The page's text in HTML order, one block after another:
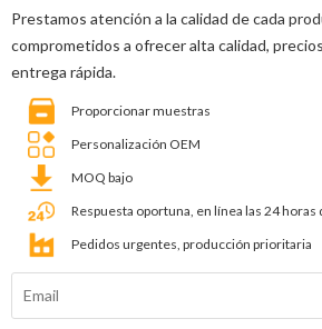
Prestamos atención a la calidad de cada
comprometidos a ofrecer alta calidad,
entrega rápida.
Proporcionar muestras
Personalización OEM
MOQ bajo
Respuesta oportuna, en línea las 24 horas
Pedidos urgentes, producción prioritaria